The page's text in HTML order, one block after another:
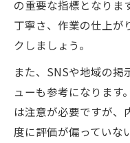
の重要な指標となりま
丁寧さ、作業の仕上が
クしましょう。
また、SNSや地域の掲
ューも参考になります
は注意が必要ですが、
度に評価が偏っていな